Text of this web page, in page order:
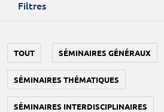
Filtres
TOUT SÉMINAIRES GÉNÉRAUX
SÉMINAIRES THÉMATIQUES
SÉMINAIRES INTERDISCIPLINAIRES